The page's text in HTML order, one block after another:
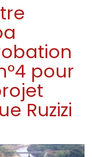
pour
Ruzizi